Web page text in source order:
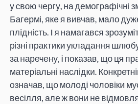
у свою чергу, на демографічні
Багермі, яке я вивчав, мало
плідність. І я намагався
різні практики укладання
за наречену, і показав, що ця
матеріальні наслідки.
означав, що молоді чоловіки
весілля, але ж вони не